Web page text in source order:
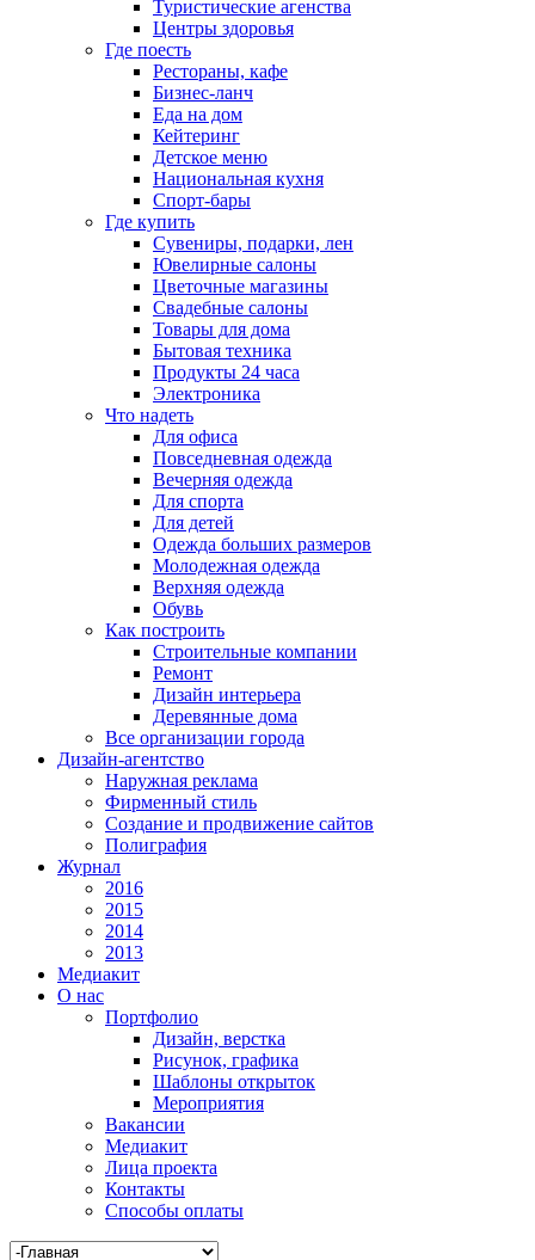
Туристические агенства
Центры здоровья
Где поесть
Рестораны, кафе
Бизнес-ланч
Еда на дом
Кейтеринг
Детское меню
Национальная кухня
Спорт-бары
Где купить
Сувениры, подарки, лен
Ювелирные салоны
Цветочные магазины
Свадебные салоны
Товары для дома
Бытовая техника
Продукты 24 часа
Электроника
Что надеть
Для офиса
Повседневная одежда
Вечерняя одежда
Для спорта
Для детей
Одежда больших размеров
Молодежная одежда
Верхняя одежда
Обувь
Как построить
Строительные компании
Ремонт
Дизайн интерьера
Деревянные дома
Все организации города
Дизайн-агентство
Наружная реклама
Фирменный стиль
Создание и продвижение сайтов
Полиграфия
Журнал
2016
2015
2014
2013
Медиакит
О нас
Портфолио
Дизайн, верстка
Рисунок, графика
Шаблоны открыток
Мероприятия
Вакансии
Медиакит
Лица проекта
Контакты
Способы оплаты